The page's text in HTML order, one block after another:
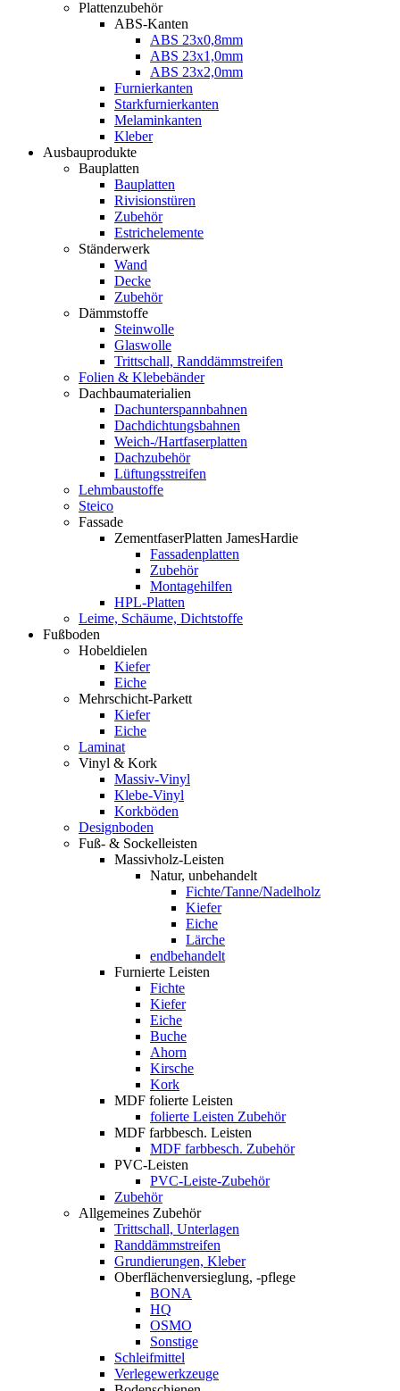
Plattenzubehör
ABS-Kanten
ABS 23x0,8mm
ABS 23x1,0mm
ABS 23x2,0mm
Furnierkanten
Starkfurnierkanten
Melaminkanten
Kleber
Ausbauprodukte
Bauplatten
Bauplatten
Rivisionstüren
Zubehör
Estrichelemente
Ständerwerk
Wand
Decke
Zubehör
Dämmstoffe
Steinwolle
Glaswolle
Trittschall, Randdämmstreifen
Folien & Klebebänder
Dachbaumaterialien
Dachunterspannbahnen
Dachdichtungsbahnen
Weich-/Hartfaserplatten
Dachzubehör
Lüftungsstreifen
Lehmbaustoffe
Steico
Fassade
ZementfaserPlatten JamesHardie
Fassadenplatten
Zubehör
Montagehilfen
HPL-Platten
Leime, Schäume, Dichtstoffe
Fußboden
Hobeldielen
Kiefer
Eiche
Mehrschicht-Parkett
Kiefer
Eiche
Laminat
Vinyl & Kork
Massiv-Vinyl
Klebe-Vinyl
Korkböden
Designboden
Fuß- & Sockelleisten
Massivholz-Leisten
Natur, unbehandelt
Fichte/Tanne/Nadelholz
Kiefer
Eiche
Lärche
endbehandelt
Furnierte Leisten
Fichte
Kiefer
Eiche
Buche
Ahorn
Kirsche
Kork
MDF folierte Leisten
folierte Leisten Zubehör
MDF farbbesch. Leisten
MDF farbbesch. Zubehör
PVC-Leisten
PVC-Leiste-Zubehör
Zubehör
Allgemeines Zubehör
Trittschall, Unterlagen
Randdämmstreifen
Grundierungen, Kleber
Oberflächenversieglung, -pflege
BONA
HQ
OSMO
Sonstige
Schleifmittel
Verlegewerkzeuge